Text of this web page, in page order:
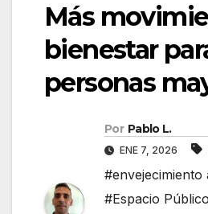
Más
bienestar
personas
Por Pablo L.
ENE 7, 2026
#envejecimiento
#Espacio Público